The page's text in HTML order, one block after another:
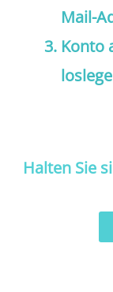
Mail-
Konto
Halten Sie